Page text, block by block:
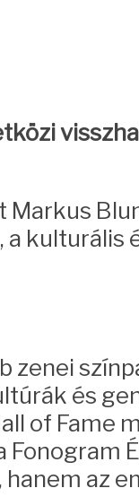
kulturális
zenei
és
of Fame
Fonogram
az